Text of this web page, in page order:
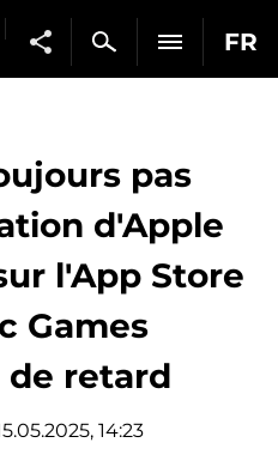
FR
pas
d'Apple
l'App Store
Games
de retard
14:23